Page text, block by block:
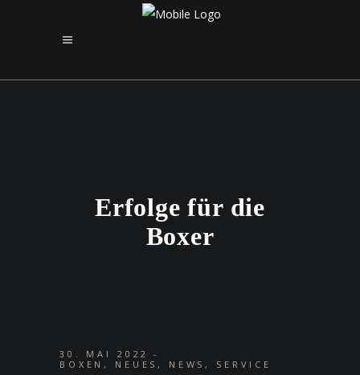
Erfolge für die
Boxer
30. MAI 2022
BOXEN, NEUES, NEWS, SERVICE